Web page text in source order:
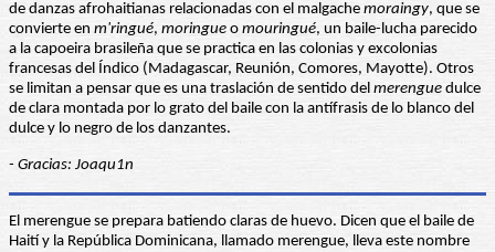
de danzas afrohaitianas relacionadas con el malgache moraingy, que se
convierte en m'ringué, moringue o mouringué, un baile-lucha parecido
a la capoeira brasileña que se practica en las colonias y excolonias
francesas del Índico (Madagascar, Reunión, Comores, Mayotte). Otros
se limitan a pensar que es una traslación de sentido del merengue dulce
de clara montada por lo grato del baile con la antífrasis de lo blanco del
dulce y lo negro de los danzantes.
- Gracias: Joaqu1n
El merengue se prepara batiendo claras de huevo. Dicen que el baile de
Haití y la República Dominicana, llamado merengue, lleva este nombre